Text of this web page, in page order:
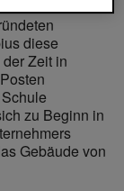
die
diese
Zeit in
zu Beginn in
Gebäude von